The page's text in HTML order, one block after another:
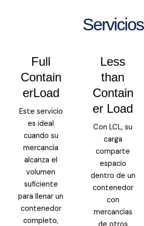
Servicios
Full
Contain
erLoad
Este servicio
es ideal
cuando su
mercancía
alcanza el
volumen
suficiente
para llenar un
contenedor
completo,
Less
than
Contain
er Load
Con LCL, su
carga
comparte
espacio
dentro de un
contenedor
con
mercancías